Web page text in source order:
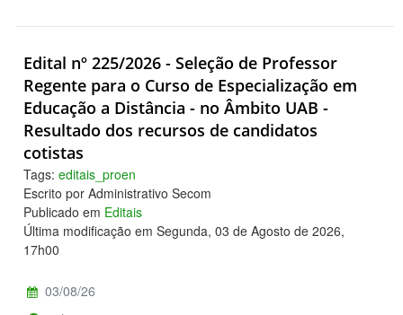
Edital nº 225/2026 - Seleção de Professor
Regente para o Curso de Especialização em
Educação a Distância - no Âmbito UAB -
Resultado dos recursos de candidatos
cotistas
Tags: editais_proen
Escrito por Administrativo Secom
Publicado em Editais
Última modificação em Segunda, 03 de Agosto de 2026,
17h00
03/08/26